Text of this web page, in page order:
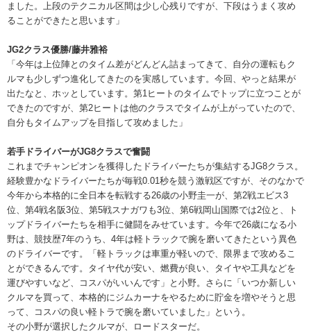
ました。上段のテクニカル区間は少し心残りですが、下段はうまく攻め
ることができたと思います」
JG2クラス優勝/藤井雅裕
「今年は上位陣とのタイム差がどんどん詰まってきて、自分の運転もク
ルマも少しずつ進化してきたのを実感しています。今回、やっと結果が
出たなと、ホッとしています。第1ヒートのタイムでトップに立つことが
できたのですが、第2ヒートは他のクラスでタイムが上がっていたので、
自分もタイムアップを目指して攻めました」
若手ドライバーがJG8クラスで奮闘
これまでチャンピオンを獲得したドライバーたちが集結するJG8クラス。
経験豊かなドライバーたちが毎戦0.01秒を競う激戦区ですが、そのなかで
今年から本格的に全日本を転戦する26歳の小野圭一が、第2戦エビス3
位、第4戦名阪3位、第5戦スナガワも3位、第6戦岡山国際では2位と、ト
ップドライバーたちを相手に健闘をみせています。今年で26歳になる小
野は、競技歴7年のうち、4年は軽トラックで腕を磨いてきたという異色
のドライバーです。「軽トラックは車重が軽いので、限界まで攻めるこ
とができるんです。タイヤ代が安い、燃費が良い、タイヤや工具などを
運びやすいなど、コスパがいいんです」と小野。さらに「いつか新しい
クルマを買って、本格的にジムカーナをやるために貯金を増やそうと思
って、コスパの良い軽トラで腕を磨いていました」という。
その小野が選択したクルマが、ロードスターだ。